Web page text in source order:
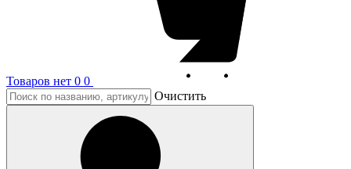
Товаров нет 0 0
Очистить